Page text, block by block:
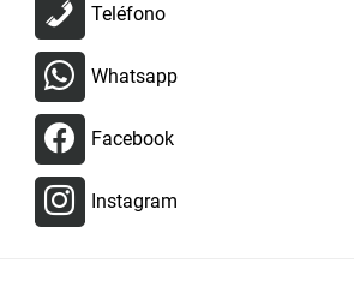
Teléfono
Whatsapp
Facebook
Instagram